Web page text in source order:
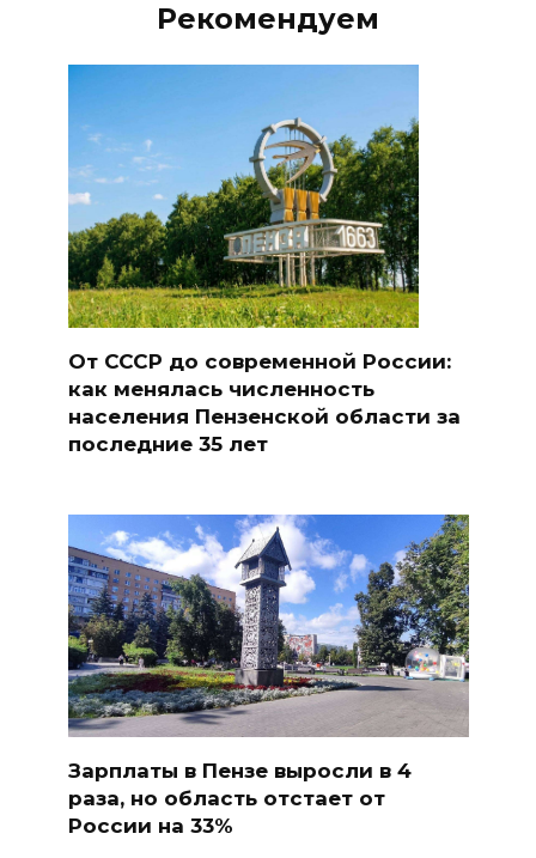
Рекомендуем
От СССР до современной России:
как менялась численность
населения Пензенской области за
последние 35 лет
Зарплаты в Пензе выросли в 4
раза, но область отстает от
России на 33%